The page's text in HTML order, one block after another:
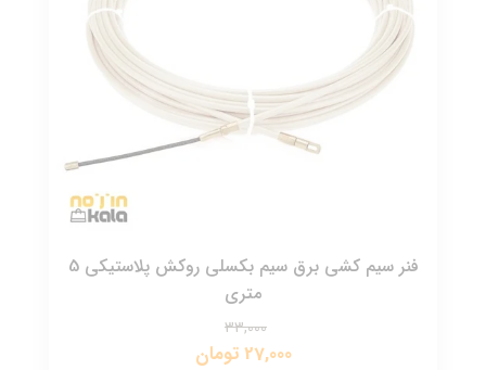
فنر سیم کشی برق سیم بکسلی روکش پلاستیکی 5
متری
33,000
27,000 تومان